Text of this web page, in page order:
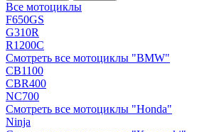
Все мотоциклы
F650GS
G310R
R1200C
Смотреть все мотоциклы "BMW"
CB1100
CBR400
NC700
Смотреть все мотоциклы "Honda"
Ninja